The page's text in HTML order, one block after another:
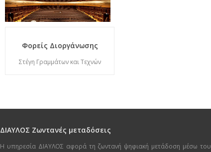
Φορείς Διοργάνωσης
Στέγη Γραμμάτων και Τεχνών
ΔΙΑΥΛΟΣ Ζωντανές μεταδόσεις
Η υπηρεσία ΔΙΑΥΛΟΣ αφορά τη ζωντανή ψηφιακή μετάδοση μέσω του